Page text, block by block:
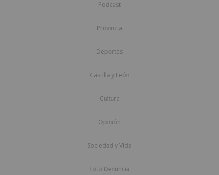
Podcast
Provincia
Deportes
Castilla y León
Cultura
Opinión
Sociedad y Vida
Foto Denuncia